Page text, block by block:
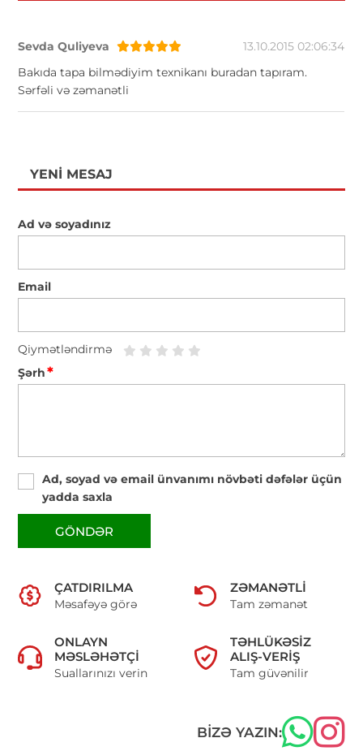
Sevda Quliyeva
13.10.2015 02:06:34
Bakıda tapa bilmədiyim texnikanı buradan tapıram.
Sərfəli və zəmanətli
YENI MESAJ
Ad və soyadınız
Email
Qiymətləndirmə
Şərh*
Ad, soyad və email ünvanımı növbəti dəfələr üçün
yadda saxla
GÖNDƏR
ÇATDIRILMA
Məsafəyə görə
ZƏMANƏTLI
Tam zəmanət
ONLAYN
MƏSLƏHƏTÇI
Suallarınızı verin
TƏHLÜKƏSIZ
ALIŞ-VERIŞ
Tam güvənilir
BIZƏ YAZIN: